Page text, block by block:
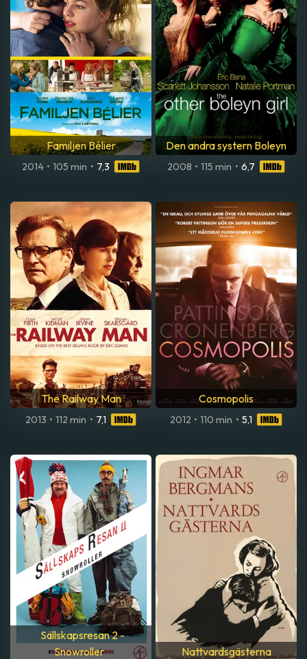
Familjen Bélier
2014 • 105 min • 7,3
Den andra systern Boleyn
2008 • 115 min • 6,7
The Railway Man
2013 • 112 min • 7,1
Cosmopolis
2012 • 110 min • 5,1
Sällskapsresan 2 -
Snowroller
Nattvardsgästerna